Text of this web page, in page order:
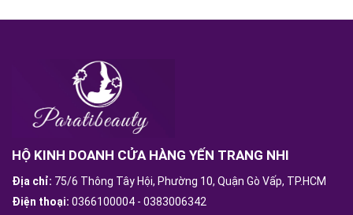
HỘ KINH DOANH CỬA HÀNG YẾN TRANG NHI
Địa chỉ: 75/6 Thông Tây Hội, Phường 10, Quận Gò Vấp, TP.HCM
Điện thoại: 0366100004 - 0383006342